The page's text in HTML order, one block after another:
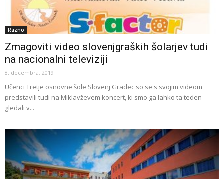
Razno
Zmagoviti video slovenjgraških šolarjev tudi
na nacionalni televiziji
8. decembra, 2019
Učenci Tretje osnovne šole Slovenj Gradec so se s svojim videom
predstavili tudi na Miklavževem koncert, ki smo ga lahko ta teden
gledali v...